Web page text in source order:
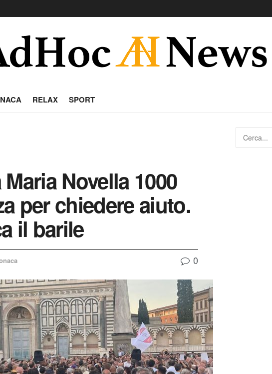
RELAX SPORT
Novella 1000
per chiedere aiuto.
il barile
0